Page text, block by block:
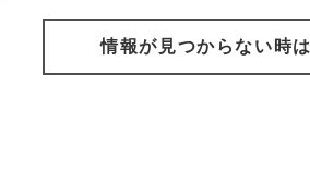
情報が見つからない時は